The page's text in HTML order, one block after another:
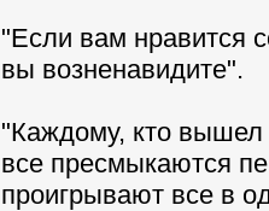
"Если вам нравится
вы возненавидите".
"Каждому, кто вышел
все пресмыкаются
проигрывают все в